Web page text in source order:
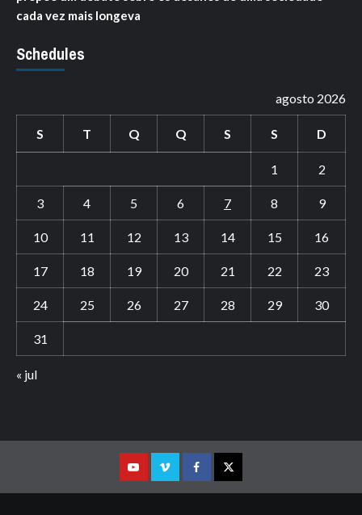
cada vez mais longeva
Schedules
agosto 2026
S T Q Q S S D
1 2
3 4 5 6 7 8 9
10 11 12 13 14 15 16
17 18 19 20 21 22 23
24 25 26 27 28 29 30
31
« jul
YoutubeVimeoFacebookTwitter